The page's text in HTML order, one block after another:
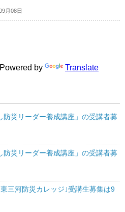
月08日
Powered by Translate
防災リーダー養成講座」の受講者募
防災リーダー養成講座」の受講者募
三河防災カレッジ｣受講生募集は9